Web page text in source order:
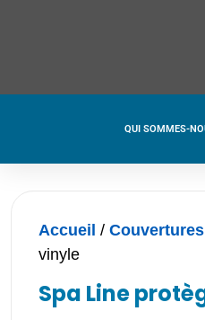
QUI SOMMES-
Accueil /
vinyle
Spa Line